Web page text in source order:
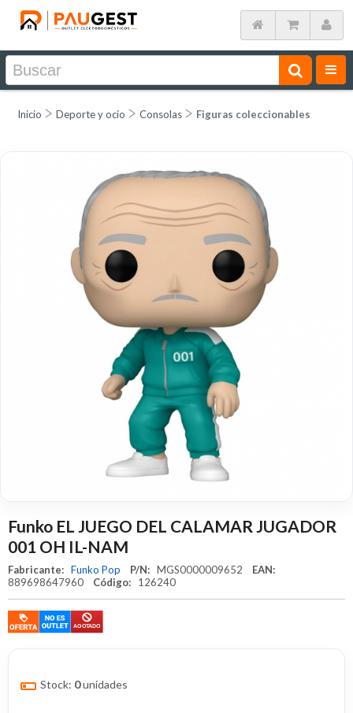
Inicio Deporte y ocio Consolas Figuras coleccionables
Funko EL JUEGO DEL CALAMAR JUGADOR
001 OH IL-NAM
Fabricante: Funko Pop P/N: MGS0000009652 EAN:
889698647960 Código: 126240
Stock: 0unidades